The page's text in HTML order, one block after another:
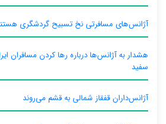
آژانس‌های مسافرتی نخ تسبیح گردشگری
هشدار به آژانس‌ها درباره رها کردن مسافران
سفید
آژانس‌داران قفقاز شمالی به قشم می‌روند